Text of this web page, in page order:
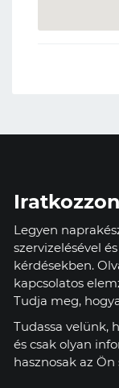
Legyen
szervizelésével
kérdésekben.
kapcsolatos
Tudja meg,
Tudassa velünk,
és csak olyan
hasznosak az Ön